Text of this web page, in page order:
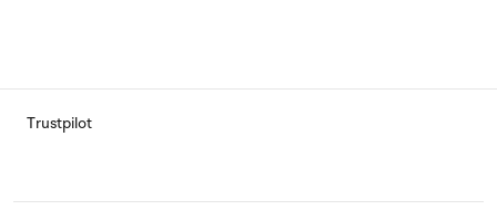
Trustpilot